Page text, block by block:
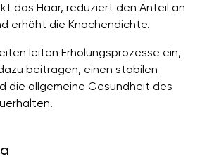
das Haar, reduziert den Anteil an
erhöht die Knochendichte.
leiten Erholungsprozesse ein,
beitragen, einen stabilen
die allgemeine Gesundheit des